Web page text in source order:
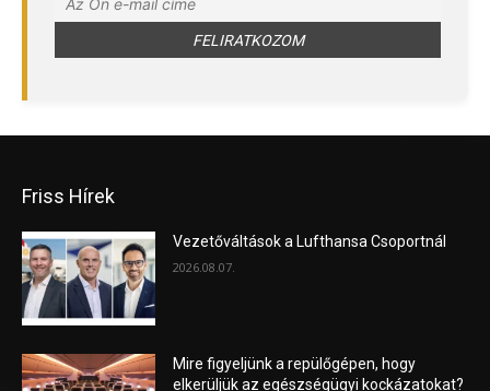
Friss Hírek
Vezetőváltások a Lufthansa Csoportnál
2026.08.07.
Mire figyeljünk a repülőgépen, hogy
elkerüljük az egészségügyi kockázatokat?